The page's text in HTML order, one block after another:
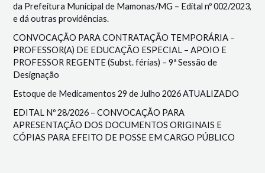
da Prefeitura Municipal de Mamonas/MG – Edital nº 002/2023,
e dá outras providências.
CONVOCAÇÃO PARA CONTRATAÇÃO TEMPORÁRIA –
PROFESSOR(A) DE EDUCAÇÃO ESPECIAL – APOIO E
PROFESSOR REGENTE (Subst. férias) – 9ª Sessão de
Designação
Estoque de Medicamentos 29 de Julho 2026 ATUALIZADO
EDITAL Nº 28/2026 – CONVOCAÇÃO PARA
APRESENTAÇÃO DOS DOCUMENTOS ORIGINAIS E
CÓPIAS PARA EFEITO DE POSSE EM CARGO PÚBLICO